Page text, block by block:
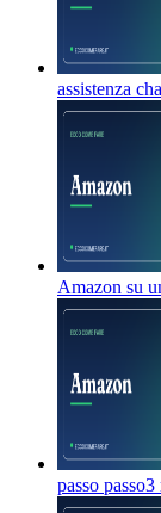
assistenza
Amazon su
passo passo3